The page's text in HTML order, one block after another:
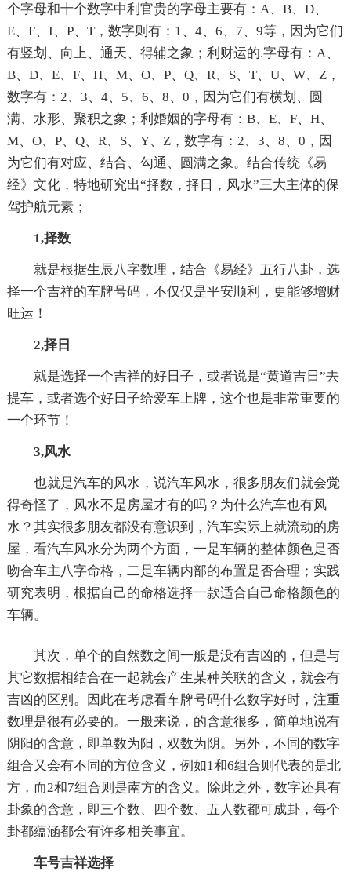
个字母和十个数字中利官贵的字母主要有：A、B、D、
E、F、I、P、T，数字则有：1、4、6、7、9等，因为它们
有竖划、向上、通天、得辅之象；利财运的.字母有：A、
B、D、E、F、H、M、O、P、Q、R、S、T、U、W、Z，
数字有：2、3、4、5、6、8、0，因为它们有横划、圆
满、水形、聚积之象；利婚姻的字母有：B、E、F、H、
M、O、P、Q、R、S、Y、Z，数字有：2、3、8、0，因
为它们有对应、结合、勾通、圆满之象。结合传统《易
经》文化，特地研究出“择数，择日，风水”三大主体的保
驾护航元素；
1,择数
就是根据生辰八字数理，结合《易经》五行八卦，选
择一个吉祥的车牌号码，不仅仅是平安顺利，更能够增财
旺运！
2,择日
就是选择一个吉祥的好日子，或者说是“黄道吉日”去
提车，或者选个好日子给爱车上牌，这个也是非常重要的
一个环节！
3,风水
也就是汽车的风水，说汽车风水，很多朋友们就会觉
得奇怪了，风水不是房屋才有的吗？为什么汽车也有风
水？其实很多朋友都没有意识到，汽车实际上就流动的房
屋，看汽车风水分为两个方面，一是车辆的整体颜色是否
吻合车主八字命格，二是车辆内部的布置是否合理；实践
研究表明，根据自己的命格选择一款适合自己命格颜色的
车辆。
其次，单个的自然数之间一般是没有吉凶的，但是与
其它数据相结合在一起就会产生某种关联的含义，就会有
吉凶的区别。因此在考虑看车牌号码什么数字好时，注重
数理是很有必要的。一般来说，的含意很多，简单地说有
阴阳的含意，即单数为阳，双数为阴。另外，不同的数字
组合又会有不同的方位含义，例如1和6组合则代表的是北
方，而2和7组合则是南方的含义。除此之外，数字还具有
卦象的含意，即三个数、四个数、五人数都可成卦，每个
卦都蕴涵都会有许多相关事宜。
车号吉祥选择